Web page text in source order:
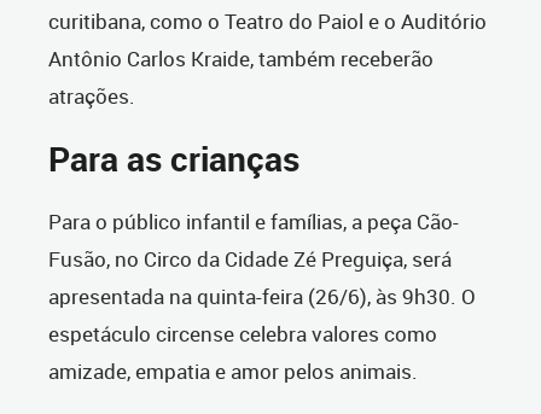
curitibana, como o Teatro do Paiol e o Auditório
Antônio Carlos Kraide, também receberão
atrações.
Para as crianças
Para o público infantil e famílias, a peça Cão-
Fusão, no Circo da Cidade Zé Preguiça, será
apresentada na quinta-feira (26/6), às 9h30. O
espetáculo circense celebra valores como
amizade, empatia e amor pelos animais.